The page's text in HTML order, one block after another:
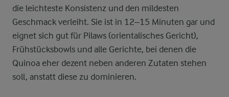
die leichteste Konsistenz und den mildesten
Geschmack verleiht. Sie ist in 12–15 Minuten gar und
eignet sich gut für Pilaws (orientalisches Gericht),
Frühstücksbowls und alle Gerichte, bei denen die
Quinoa eher dezent neben anderen Zutaten stehen
soll, anstatt diese zu dominieren.